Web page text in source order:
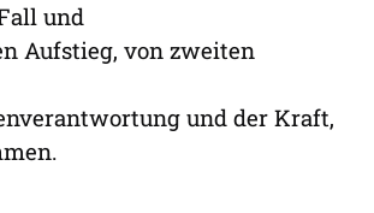
und
Aufstieg, von zweiten
und der Kraft,